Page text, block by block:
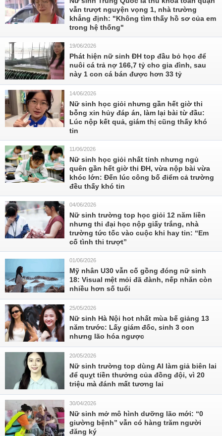
vẫn trượt nguyện vọng 1, nhà trường
khẳng định: "Không tìm thấy hồ sơ của em
trong hệ thống"
19/06/2026
Phát hiện nữ sinh ĐH top đầu bỏ học để
nuôi cá trả nợ 166,7 tỷ cho gia đình, sau
này 1 con cá bán được hơn 33 tỷ
14/06/2026
Nữ sinh học giỏi nhưng gần hết giờ thi
bỗng xin hủy đáp án, làm lại bài từ đầu:
Lúc nộp kết quả, giám thị cũng thấy khó
tin
11/06/2026
Nữ sinh học giỏi nhất tỉnh nhưng ngủ
quên gần hết giờ thi ĐH, vừa nộp bài vừa
khóc lớn: Đến lúc công bố điểm cả trường
đều thấy khó tin
04/06/2026
Nữ sinh trường top học giỏi 12 năm liền
nhưng thi đại học nộp giấy trắng, nhà
trường tức tốc vào cuộc khi hay tin: “Em
cố tình thi trượt”
01/06/2026
Mỹ nhân U30 vẫn cố gồng đóng nữ sinh
18: Visual mệt mỏi đã đành, nếp nhăn còn
nhiều hơn số tuổi
25/05/2026
Nữ sinh Hà Nội hot nhất mùa bế giảng 13
năm trước: Lấy giám đốc, sinh 3 con
nhưng lão hóa ngược
20/05/2026
Nữ sinh trường top dùng AI làm giả biên lai
để quỵt tiền thưởng của đồng đội, vì 20
triệu mà đánh mất tương lai
30/04/2026
Nữ sinh mở mô hình dưỡng lão mới: “0
giường bệnh” vẫn có hàng trăm người
đăng ký